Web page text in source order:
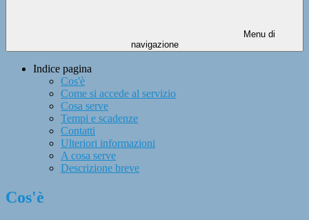
Menu di
navigazione
Indice pagina
Cos'è
Come si accede al servizio
Cosa serve
Tempi e scadenze
Contatti
Ulteriori informazioni
A cosa serve
Descrizione breve
Cos'è